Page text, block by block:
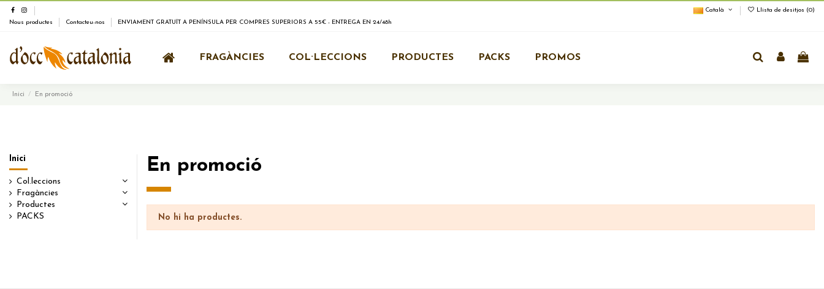
Nous productes Contacteu-nos ENVIAMENT GRATUÏT A PENÍNSULA PER COMPRES SUPERIORS A 55€ - ENTREGA EN 24/48h
Català Llista de desitjos (0)
FRAGÀNCIES COL·LECCIONS PRODUCTES PACKS PROMOS
Inici En promoció
En promoció
No hi ha productes.
Inici
Col.leccions
Fragàncies
Productes
PACKS